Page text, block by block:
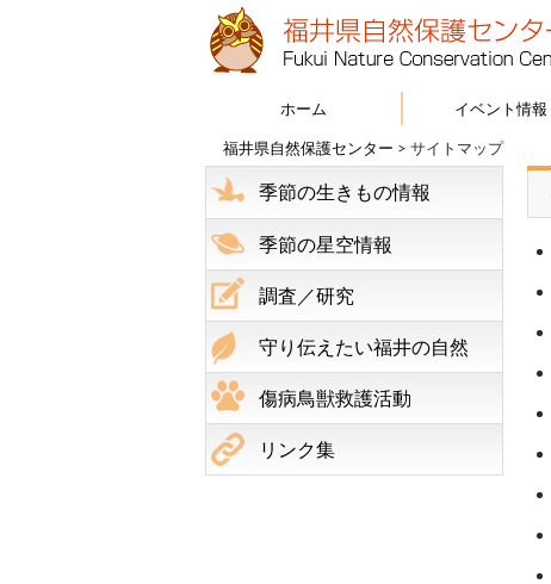
ホーム イベント情報
福井県自然保護センター > サイトマップ
季節の生きもの情報
季節の星空情報
調査／研究
守り伝えたい福井の自然
傷病鳥獣救護活動
リンク集